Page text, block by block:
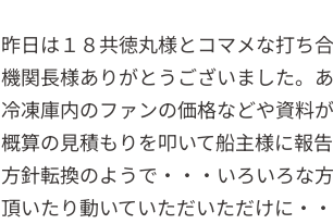
昨日は１８共徳丸様とコマメな打ち
機関長様ありがとうございました。
冷凍庫内のファンの価格などや資料
概算の見積もりを叩いて船主様に報
方針転換のようで・・・いろいろな
頂いたり動いていただいただけに・・